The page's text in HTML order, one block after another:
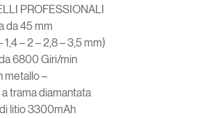
PROFESSIONALI
da 45 mm
– 2 – 2,8 – 3,5 mm)
6800 Giri/min
metallo –
trama diamantata
litio 3300mAh